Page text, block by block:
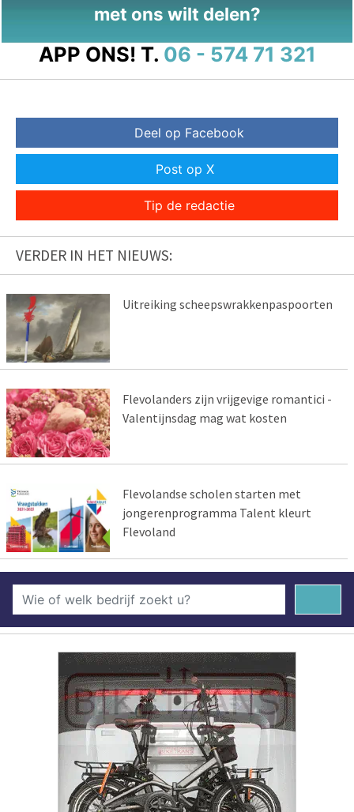
met ons wilt delen?
APP ONS! T. 06 - 574 71 321
Deel op Facebook
Post op X
Tip de redactie
VERDER IN HET NIEUWS:
Uitreiking scheepswrakkenpaspoorten
Flevolanders zijn vrijgevige romantici -
Valentijnsdag mag wat kosten
Flevolandse scholen starten met
jongerenprogramma Talent kleurt
Flevoland